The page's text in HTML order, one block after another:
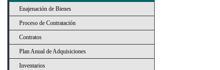
Enajenación de Bienes
Proceso de Contratación
Contratos
Plan Anual de Adquisiciones
Inventarios